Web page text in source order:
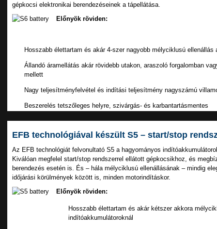
gépkocsi elektronikai berendezéseinek a tápellátása.
Előnyök röviden:
Hosszabb élettartam és akár 4-szer nagyobb mélyciklusú
Állandó áramellátás akár rövidebb utakon, araszoló forgalomban
mellett
Nagy teljesítményfelvétel és indítási teljesítmény nagyszámú
Beszerelés tetszőleges helyre, szivárgás- és karbantartásmentes
EFB technológiával készült S5 – start/stop
Az EFB technológiát felvonultató S5 a hagyományos
Kiválóan megfelel start/stop rendszerrel ellátott gépkocsikhoz, és
berendezés esetén is. És – hála mélyciklusú ellenállásának – mindig
időjárási körülmények között is, minden motorindításkor.
Előnyök röviden:
Hosszabb élettartam és akár kétszer akkora
indítóakkumulátoroknál